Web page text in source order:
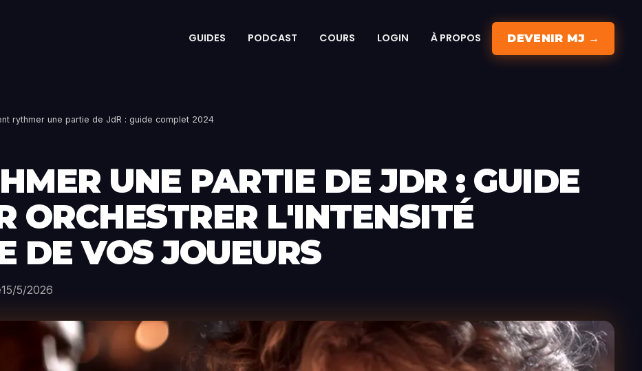
GUIDES PODCAST COURS LOGIN À PROPOS DEVENIR MJ →
rythmer une partie de JdR : guide complet 2024
UNE PARTIE DE JDR : GUIDE
ORCHESTRER L'INTENSITÉ
DE VOS JOUEURS
15/5/2026